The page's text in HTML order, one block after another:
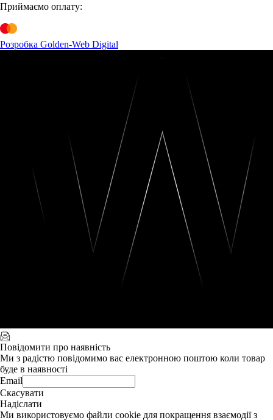
Приймаємо оплату:
Розробка Golden-Web Digital
Повідомити про наявність
Ми з радістю повідомимо вас електронною поштою коли товар
буде в наявності
Email
Скасувати
Надіслати
Ми використовуємо файли cookie для покращення взаємодії з